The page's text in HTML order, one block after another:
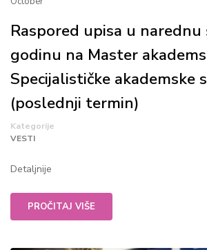
Raspored upisa u narednu
godinu na Master
Specijalističke akademske
(poslednji termin)
Kategorije
VESTI
Detaljnije
PROČITAJ VIŠE